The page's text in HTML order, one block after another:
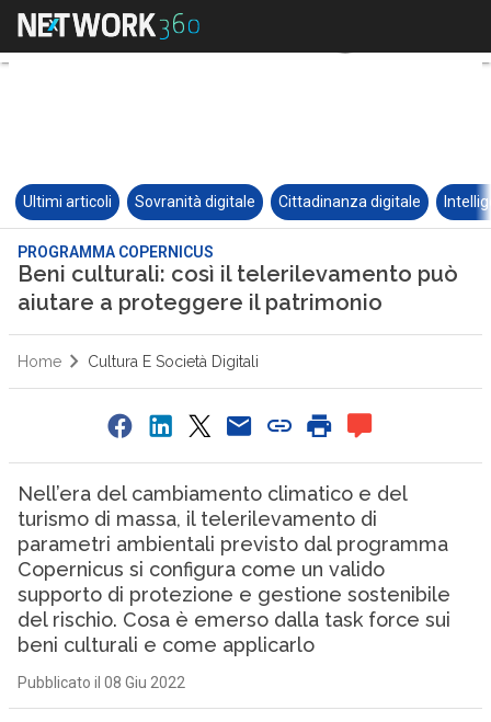
Ultimi articoli Sovranità digitale Cittadinanza digitale
PROGRAMMA COPERNICUS
Beni culturali: così il telerilevamento può
aiutare a proteggere il patrimonio
Home Cultura E Società Digitali
Nell’era del cambiamento climatico e del
turismo di massa, il telerilevamento di
parametri ambientali previsto dal programma
Copernicus si configura come un valido
supporto di protezione e gestione sostenibile
del rischio. Cosa è emerso dalla task force sui
beni culturali e come applicarlo
Pubblicato il 08 Giu 2022